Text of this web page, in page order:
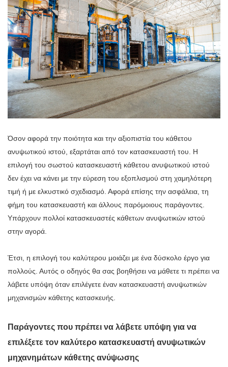
Όσον αφορά την ποιότητα και την αξιοπιστία του κάθετου
ανυψωτικού ιστού, εξαρτάται από τον κατασκευαστή του. Η
επιλογή του σωστού κατασκευαστή κάθετου ανυψωτικού ιστού
δεν έχει να κάνει με την εύρεση του εξοπλισμού στη χαμηλότερη
τιμή ή με ελκυστικό σχεδιασμό. Αφορά επίσης την ασφάλεια, τη
φήμη του κατασκευαστή και άλλους παρόμοιους παράγοντες.
Υπάρχουν πολλοί κατασκευαστές κάθετων ανυψωτικών ιστού
στην αγορά.
Έτσι, η επιλογή του καλύτερου μοιάζει με ένα δύσκολο έργο για
πολλούς. Αυτός ο οδηγός θα σας βοηθήσει να μάθετε τι πρέπει να
λάβετε υπόψη όταν επιλέγετε έναν κατασκευαστή ανυψωτικών
μηχανισμών κάθετης κατασκευής.
Παράγοντες που πρέπει να λάβετε υπόψη για να
επιλέξετε τον καλύτερο κατασκευαστή ανυψωτικών
μηχανημάτων κάθετης ανύψωσης